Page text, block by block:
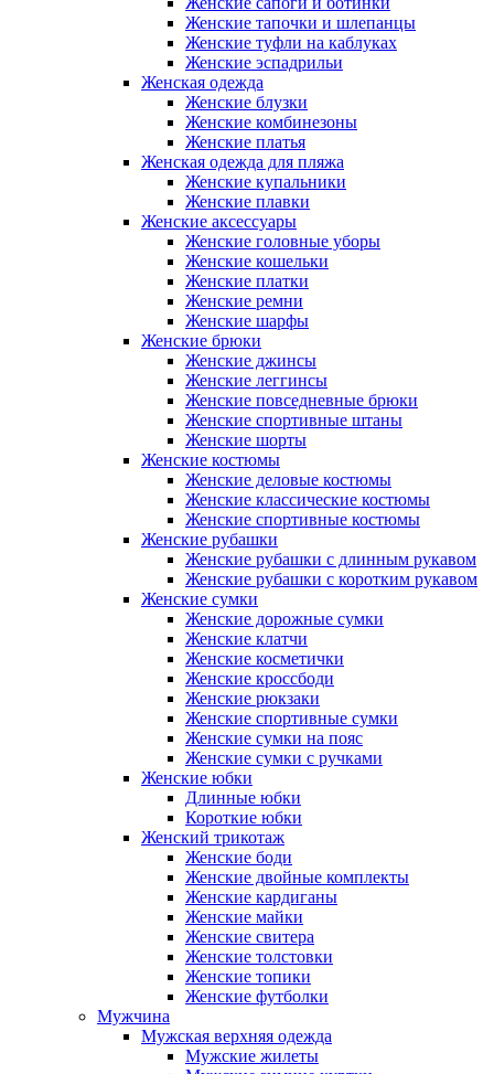
Женские тапочки и шлепанцы
Женские туфли на каблуках
Женские эспадрильи
Женская одежда
Женские блузки
Женские комбинезоны
Женские платья
Женская одежда для пляжа
Женские купальники
Женские плавки
Женские аксессуары
Женские головные уборы
Женские кошельки
Женские платки
Женские ремни
Женские шарфы
Женские брюки
Женские джинсы
Женские леггинсы
Женские повседневные брюки
Женские спортивные штаны
Женские шорты
Женские костюмы
Женские деловые костюмы
Женские классические костюмы
Женские спортивные костюмы
Женские рубашки
Женские рубашки с длинным рукавом
Женские рубашки с коротким рукавом
Женские сумки
Женские дорожные сумки
Женские клатчи
Женские косметички
Женские кроссбоди
Женские рюкзаки
Женские спортивные сумки
Женские сумки на пояс
Женские сумки с ручками
Женские юбки
Длинные юбки
Короткие юбки
Женский трикотаж
Женские боди
Женские двойные комплекты
Женские кардиганы
Женские майки
Женские свитера
Женские толстовки
Женские топики
Женские футболки
Мужчина
Мужская верхняя одежда
Мужские жилеты